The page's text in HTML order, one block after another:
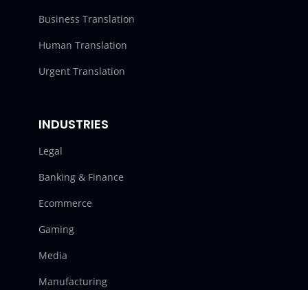
Business Translation
Human Translation
Urgent Translation
INDUSTRIES
Legal
Banking & Finance
Ecommerce
Gaming
Media
Manufacturing